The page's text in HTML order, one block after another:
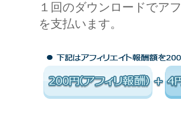
１回のダウンロードでア
を支払います。